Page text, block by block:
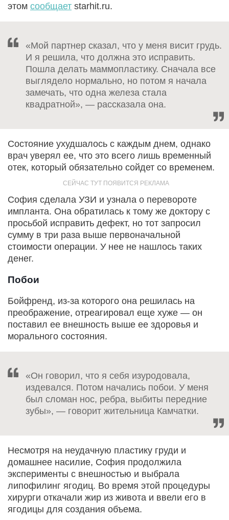
этом сообщает starhit.ru.
«Мой партнер сказал, что у меня висит грудь.
И я решила, что должна это исправить.
Пошла делать маммопластику. Сначала все
выглядело нормально, но потом я начала
замечать, что одна железа стала
квадратной», — рассказала она.
Состояние ухудшалось с каждым днем, однако
врач уверял ее, что это всего лишь временный
отек, который обязательно сойдет со временем.
София сделала УЗИ и узнала о перевороте
импланта. Она обратилась к тому же доктору с
просьбой исправить дефект, но тот запросил
сумму в три раза выше первоначальной
стоимости операции. У нее не нашлось таких
денег.
Побои
Бойфренд, из-за которого она решилась на
преображение, отреагировал еще хуже — он
поставил ее внешность выше ее здоровья и
морального состояния.
«Он говорил, что я себя изуродовала,
издевался. Потом начались побои. У меня
был сломан нос, ребра, выбиты передние
зубы», — говорит жительница Камчатки.
Несмотря на неудачную пластику груди и
домашнее насилие, София продолжила
эксперименты с внешностью и выбрала
липофилинг ягодиц. Во время этой процедуры
хирурги откачали жир из живота и ввели его в
ягодицы для создания объема.